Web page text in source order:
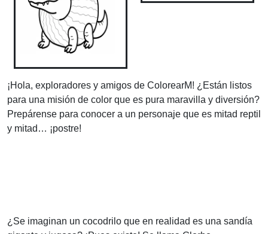
¡Hola, exploradores y amigos de ColorearM! ¿Están listos
para una misión de color que es pura maravilla y diversión?
Prepárense para conocer a un personaje que es mitad reptil
y mitad… ¡postre!
¿Se imaginan un cocodrilo que en realidad es una sandía